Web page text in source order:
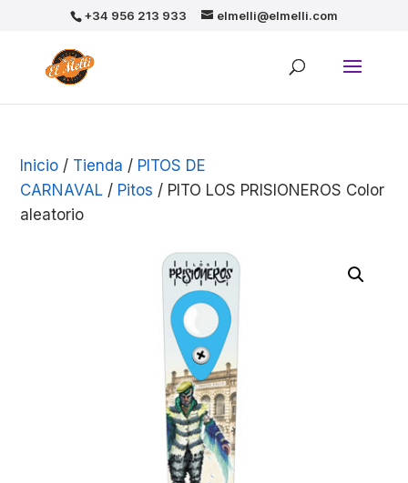
+34 956 213 933 elmelli@elmelli.com
Inicio / Tienda / PITOS DE
CARNAVAL / Pitos / PITO LOS PRISIONEROS Color
aleatorio